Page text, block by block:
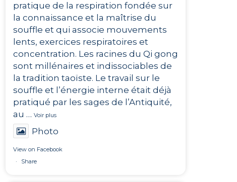
pratique de la respiration fondée sur
la connaissance et la maîtrise du
souffle et qui associe mouvements
lents, exercices respiratoires et
concentration. Les racines du Qi gong
sont millénaires et indissociables de
la tradition taoïste. Le travail sur le
souffle et l’énergie interne était déjà
pratiqué par les sages de l’Antiquité,
au … Voir plus
Photo
View on Facebook
·
Share